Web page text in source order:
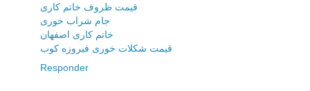
قیمت ظروف خاتم کاری
جام شراب خوری
خاتم کاری اصفهان
قیمت شکلات خوری فیروزه کوب
Responder